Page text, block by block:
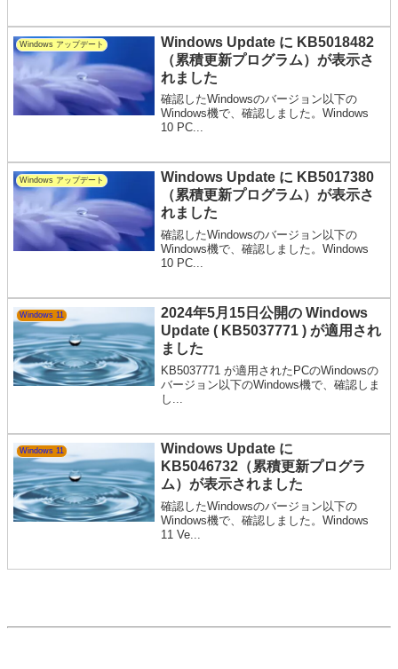
Windows アップデート
Windows Update に KB5018482
（累積更新プログラム）が表示さ
れました
確認したWindowsのバージョン以下の
Windows機で、確認しました。Windows
10 PC...
Windows アップデート
Windows Update に KB5017380
（累積更新プログラム）が表示さ
れました
確認したWindowsのバージョン以下の
Windows機で、確認しました。Windows
10 PC...
Windows 11
2024年5月15日公開の Windows
Update ( KB5037771 ) が適用され
ました
KB5037771 が適用されたPCのWindowsの
バージョン以下のWindows機で、確認しま
し...
Windows 11
Windows Update に
KB5046732（累積更新プログラ
ム）が表示されました
確認したWindowsのバージョン以下の
Windows機で、確認しました。Windows
11 Ve...